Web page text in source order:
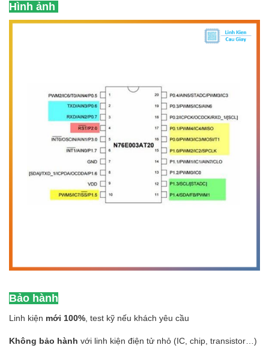
Hình ảnh
Bảo hành
Linh kiện mới 100% , test kỹ nếu khách yêu cầu
Không bảo hành với linh kiện điện tử nhỏ (IC, chip, transistor…)